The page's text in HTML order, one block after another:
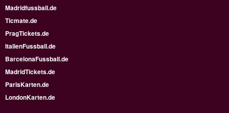
Madridfussball.de
Ticmate.de
PragTickets.de
ItalienFussball.de
BarcelonaFussball.de
MadridTickets.de
ParisKarten.de
LondonKarten.de